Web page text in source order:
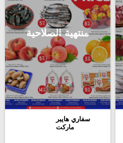
منتهية الصلاحية
سفاري هايبر
ماركت